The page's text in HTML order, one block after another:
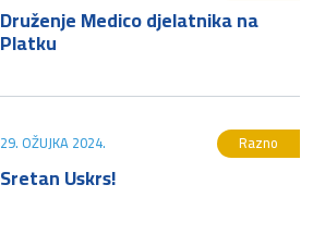
Druženje Medico djelatnika na
Platku
29. OŽUJKA 2024. Razno
Sretan Uskrs!